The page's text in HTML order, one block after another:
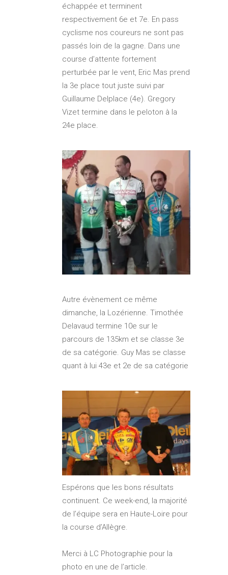
échappée et terminent
respectivement 6e et 7e. En pass
cyclisme nos coureurs ne sont pas
passés loin de la gagne. Dans une
course d’attente fortement
perturbée par le vent, Eric Mas prend
la 3e place tout juste suivi par
Guillaume Delplace (4e). Gregory
Vizet termine dans le peloton à la
24e place.
Autre évènement ce même
dimanche, la Lozérienne. Timothée
Delavaud termine 10e sur le
parcours de 135km et se classe 3e
de sa catégorie. Guy Mas se classe
quant à lui 43e et 2e de sa catégorie
Espérons que les bons résultats
continuent. Ce week-end, la majorité
de l’équipe sera en Haute-Loire pour
la course d’Allègre.
Merci à LC Photographie pour la
photo en une de l’article.